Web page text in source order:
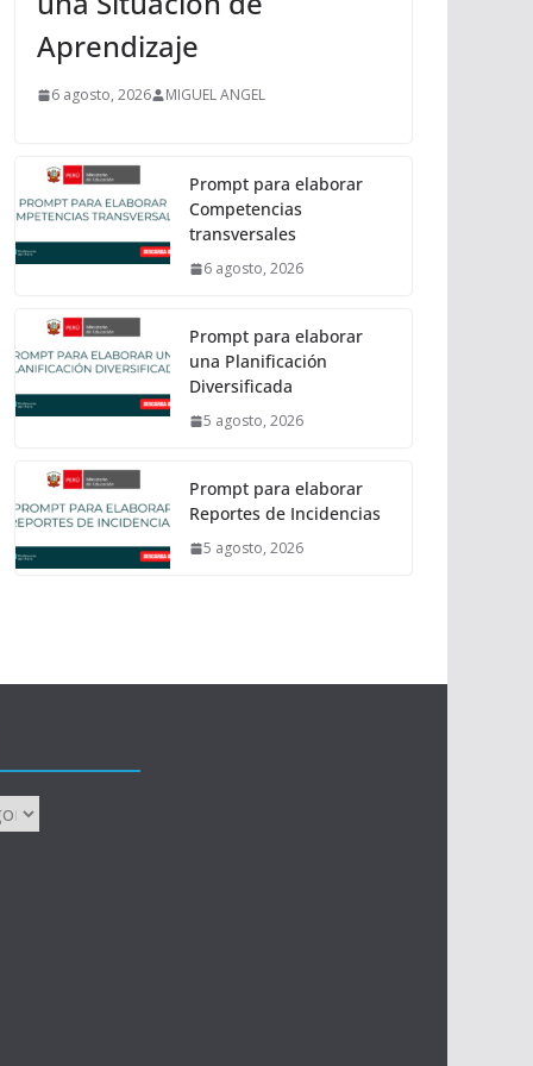
Aprendizaje
6 agosto, 2026 MIGUEL ANGEL
Prompt para elaborar
Competencias
transversales
6 agosto, 2026
Prompt para elaborar
una Planificación
Diversificada
5 agosto, 2026
Prompt para elaborar
Reportes de Incidencias
5 agosto, 2026